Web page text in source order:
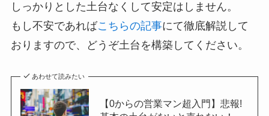
しっかりとした土台なくして安定はしません。
もし不安であればこちらの記事にて徹底解説して
おりますので、どうぞ土台を構築してください。
あわせて読みたい
【0からの営業マン超入門】悲報!